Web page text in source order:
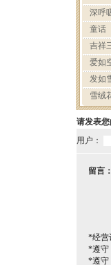
请发表
用户：
留言：
*经营
*遵守
*遵守